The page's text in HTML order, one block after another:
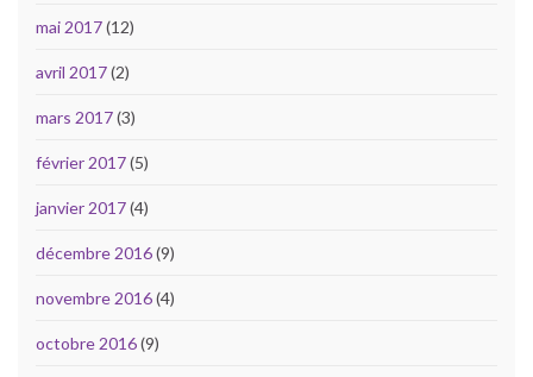
mai 2017(12)
avril 2017(2)
mars 2017(3)
février 2017(5)
janvier 2017(4)
décembre 2016(9)
novembre 2016(4)
octobre 2016(9)